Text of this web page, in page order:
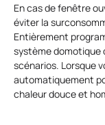
En cas de fenêtre
éviter la
Entièrement
système domotique
scénarios. Lorsque
automatiquement
chaleur douce et